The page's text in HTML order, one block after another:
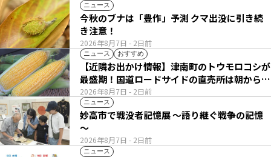
ニュース
2026年8月7日 - 2日前
今秋のブナは「豊作」予測 クマ出没に引き続
き注意！
ニュース おすすめ
2026年8月7日 - 2日前
【近隣お出かけ情報】津南町のトウモロコシが
最盛期！国道ロードサイドの直売所は朝から長
い列
ニュース
2026年8月7日 - 2日前
妙高市で戦没者記憶展 ～語り継ぐ戦争の記憶
～
ニュース